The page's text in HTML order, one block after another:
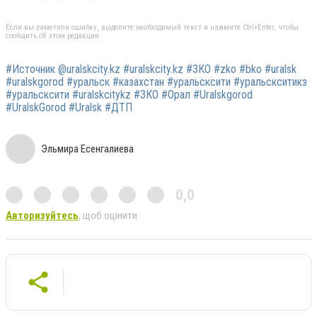
Если вы заметили ошибку, выделите необходимый текст и нажмите Ctrl+Enter, чтобы
сообщить об этом редакции
#Источник @uralskcity.kz #uralskcity.kz #ЗКО #zko #bko #uralsk
#uralskgorod #уральск #казахстан #уральсксити #уральскситикз
#уральсксити #uralskcitykz #ЗКО #Орал #Uralskgorod
#UralskGorod #Uralsk #ДТП
Эльмира Есенгалиева
0,0
Авторизуйтесь, щоб оцінити